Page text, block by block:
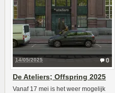
0
14/05/2025
De Ateliers; Offspring 2025
Vanaf 17 mei is het weer mogelijk